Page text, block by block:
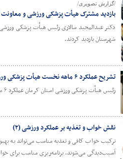
/گزارش تصویری/
بازدید مشترک هیأت پزشکی ورزشی و
دکتر عبدالمجید سالاری رئیس هیأت پزشکی
شهرستان بازدید کردند.
تشریح عملکرد ۶ ماهه نخست هیأت پزشکی ورزشی استان کرمان
رئیس هیأت پزشکی ورزشی استان کرمان عملکرد ۶ ماهه اول سال جاری این هیأت را تشریح کرد.
نقش خواب و تغذیه بر عملکرد ورزشی (۲)
ترکیب خواب کافی و تغذیه مناسب می‌تواند به
آسیب‌دیدگی می‌شوند. برنامه‌ریزی مناسب برای